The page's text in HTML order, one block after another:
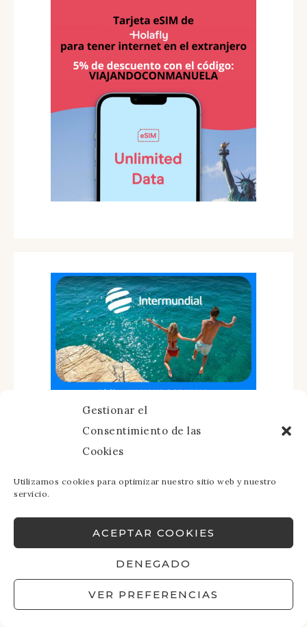
Gestionar el
Consentimiento de las
Cookies
Utilizamos cookies para optimizar nuestro sitio web y nuestro
servicio.
ACEPTAR COOKIES
DENEGADO
VER PREFERENCIAS